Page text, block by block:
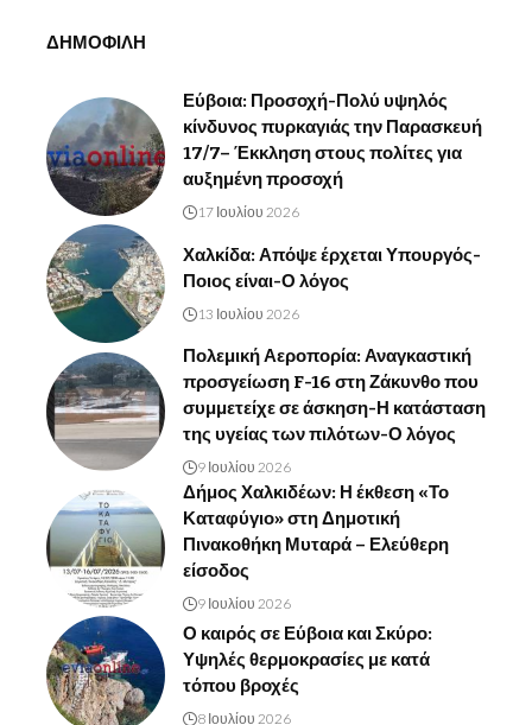
ΔΗΜΟΦΙΛΗ
Εύβοια: Προσοχή-Πολύ υψηλός
κίνδυνος πυρκαγιάς την Παρασκευή
17/7– Έκκληση στους πολίτες για
αυξημένη προσοχή
17 Ιουλίου 2026
Χαλκίδα: Απόψε έρχεται Υπουργός-
Ποιος είναι-Ο λόγος
13 Ιουλίου 2026
Πολεμική Αεροπορία: Αναγκαστική
προσγείωση F-16 στη Ζάκυνθο που
συμμετείχε σε άσκηση-Η κατάσταση
της υγείας των πιλότων-Ο λόγος
9 Ιουλίου 2026
Δήμος Χαλκιδέων: Η έκθεση «Το
Καταφύγιο» στη Δημοτική
Πινακοθήκη Μυταρά – Ελεύθερη
είσοδος
9 Ιουλίου 2026
Ο καιρός σε Εύβοια και Σκύρο:
Υψηλές θερμοκρασίες με κατά
τόπου βροχές
8 Ιουλίου 2026